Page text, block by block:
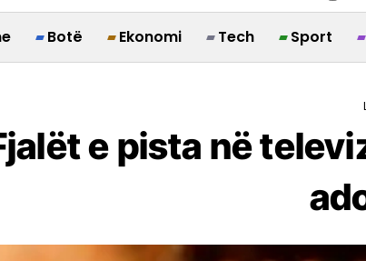
Botë Ekonomi Tech Sport
e pista në